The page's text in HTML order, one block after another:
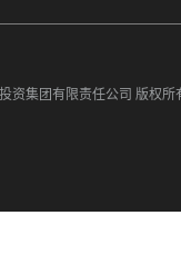
资集团有限责任公司 版权所